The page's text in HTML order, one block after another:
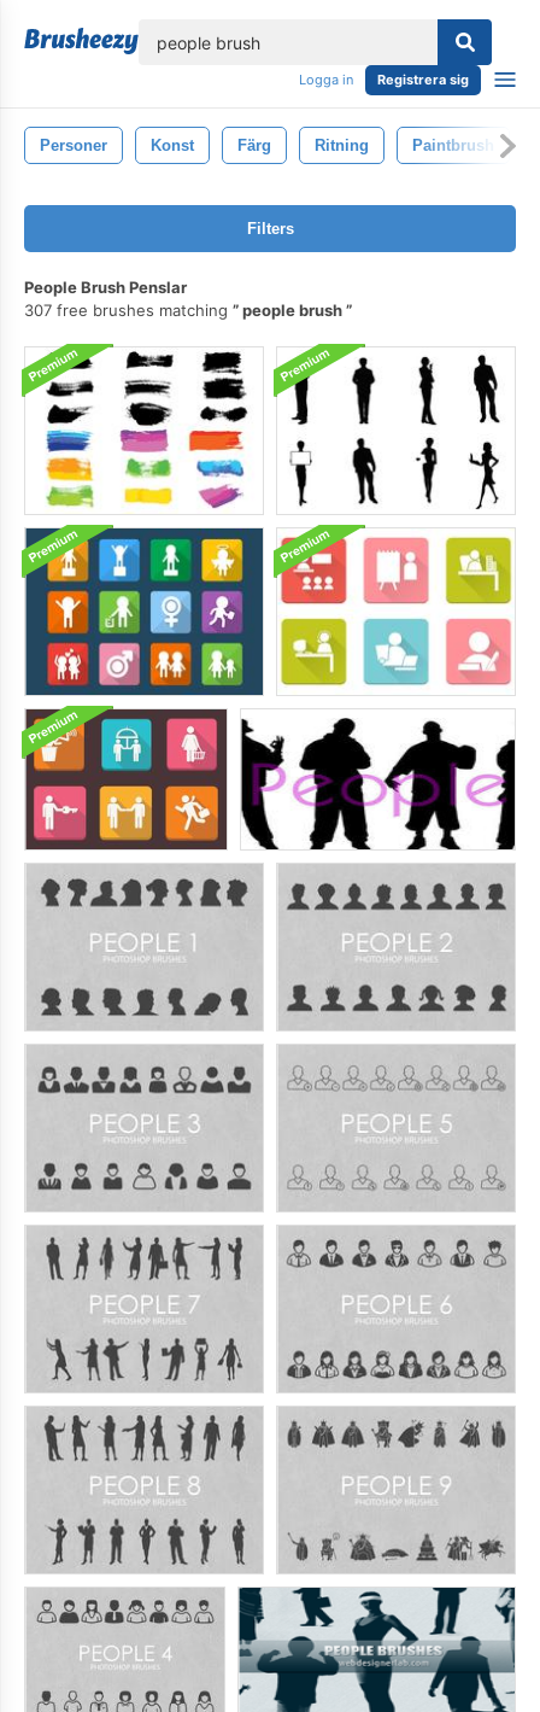
Logga in Registrera sig
Personer Konst Färg Ritning Paintbrush
Filters
People Brush Penslar
307 free brushes matching
people brush